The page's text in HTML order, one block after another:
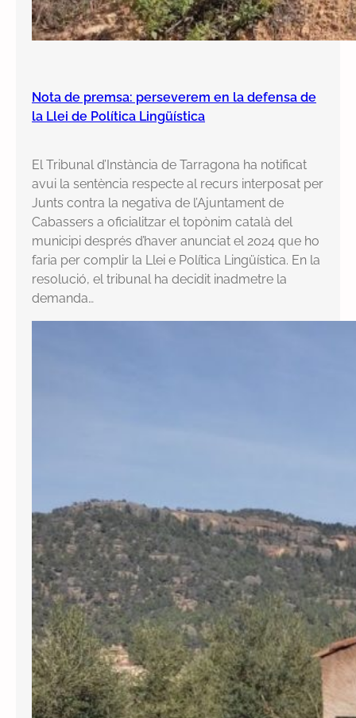
Nota de premsa: perseverem en la defensa de
la Llei de Política Lingüística
El Tribunal d’Instància de Tarragona ha notificat
avui la sentència respecte al recurs interposat per
Junts contra la negativa de l’Ajuntament de
Cabassers a oficialitzar el topònim català del
municipi després d’haver anunciat el 2024 que ho
faria per complir la Llei e Política Lingüística. En la
resolució, el tribunal ha decidit inadmetre la
demanda…